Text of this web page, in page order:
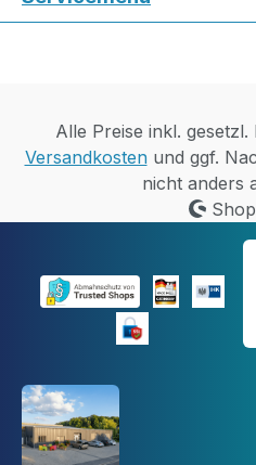
Alle Preise inkl.
Versandkostenund ggf.
nicht anders